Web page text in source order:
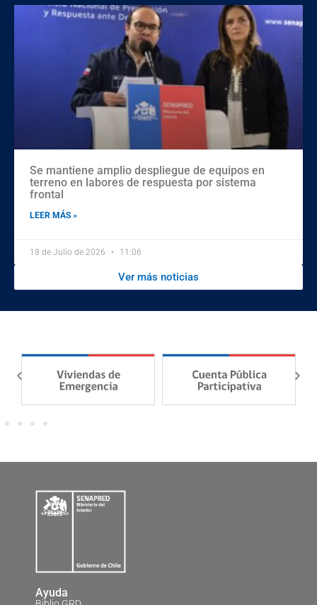
Se mantiene amplio despliegue de equipos en
terreno en labores de respuesta por sistema
frontal
LEER MÁS »
18 de Julio de 2026 11:06
Ver más noticias
Ayuda